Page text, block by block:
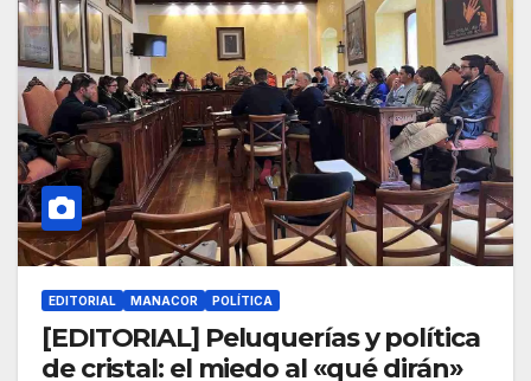
EDITORIAL MANACOR POLÍTICA
[EDITORIAL] Peluquerías y política
de cristal: el miedo al «qué dirán»